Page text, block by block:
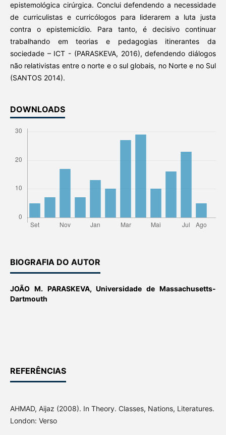
epistemológica cirúrgica. Conclui defendendo a necessidade
de curriculistas e curricólogos para liderarem a luta justa
contra o epistemicídio. Para tanto, é decisivo continuar
trabalhando em teorias e pedagogias itinerantes da
sociedade – ICT - (PARASKEVA, 2016), defendendo diálogos
não relativistas entre o norte e o sul globais, no Norte e no Sul
(SANTOS 2014).
DOWNLOADS
BIOGRAFIA DO AUTOR
JOÃO M. PARASKEVA,Universidade de Massachusetts-
Dartmouth
REFERÊNCIAS
AHMAD, Aijaz (2008). In Theory. Classes, Nations, Literatures.
London: Verso